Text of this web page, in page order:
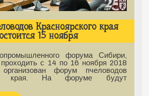
Красноярского края
15 ноября
форума Сибири,
с 14 по 16 ноября 2018
форум пчеловодов
края. На форуме будут